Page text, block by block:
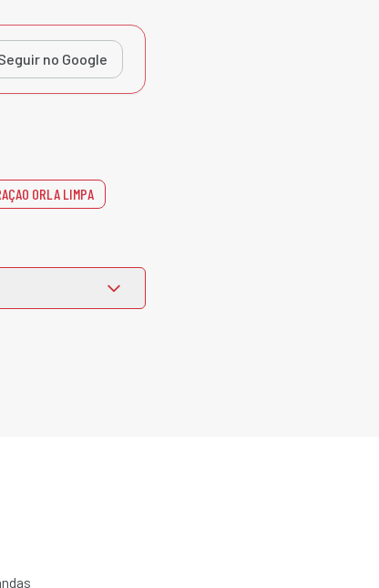
no Google
ORLA LIMPA